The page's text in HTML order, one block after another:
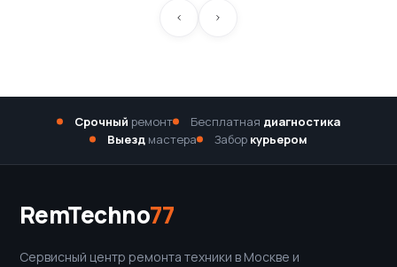
Срочный ремонт Бесплатная диагностика
Выезд мастера Забор курьером
RemTechno77
Сервисный центр ремонта техники в Москве и